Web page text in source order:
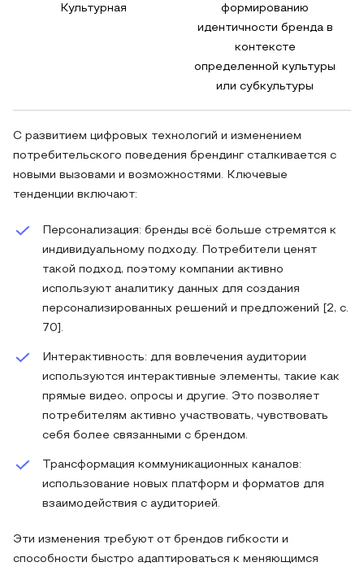
Культурная
формированию
идентичности бренда в
контексте
определенной культуры
или субкультуры
С развитием цифровых технологий и изменением
потребительского поведения брендинг сталкивается с
новыми вызовами и возможностями. Ключевые
тенденции включают:
Персонализация: бренды всё больше стремятся к
индивидуальному подходу. Потребители ценят
такой подход, поэтому компании активно
используют аналитику данных для создания
персонализированных решений и предложений [2, с.
70].
Интерактивность: для вовлечения аудитории
используются интерактивные элементы, такие как
прямые видео, опросы и другие. Это позволяет
потребителям активно участвовать, чувствовать
себя более связанными с брендом.
Трансформация коммуникационных каналов:
использование новых платформ и форматов для
взаимодействия с аудиторией.
Эти изменения требуют от брендов гибкости и
способности быстро адаптироваться к меняющимся